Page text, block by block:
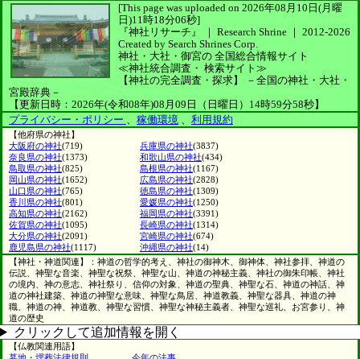
[This page was uploaded on 2026年08月10日(月曜
日)11時18分06秒]
『神社リサーチ』 ｜ Research Shrine ｜ 2012-2026
Created by Search Shrines Corp.
神社・大社・御宮の 全国総合情報サイト
≪神社統合調査・ 検索サイト≫
【神社の完全調査・探求】
－全国の神社・大社・
宮殿辞典－
【更新日時：2026年(令和08年)08月09日（日曜日）14時59分58秒】
プライバシー・ポリシー
稼働環境 利用規約
【他府県の神社】
大阪府の神社(719) 兵庫県の神社(3837)
奈良県の神社(1373) 和歌山県の神社(434)
鳥取県の神社(825) 島根県の神社(1167)
岡山県の神社(1652) 広島県の神社(2828)
山口県の神社(765) 徳島県の神社(1309)
香川県の神社(801) 愛媛県の神社(1250)
高知県の神社(2162) 福岡県の神社(3391)
佐賀県の神社(1095) 長崎県の神社(1314)
大分県の神社(2091) 宮崎県の神社(674)
鹿児島県の神社(1117) 沖縄県の神社(14)
【神社・神道関連】：神道の哲学的考え、神社の御神木、御神体、神社参拝、神道の
伝説、神聖な音楽、神聖な祝祭、神聖な山、神道の神秘主義、神社の御朱印帳、神社
の境内、神の意志、神社祭り、信仰の対象、神道の聖典、神聖な石、神道の神話、神
道の神社建築、神道の神聖な意味、神聖な鳥居、神道教義、神聖な器具、神道の神
職、神道の神、神道教、神聖な習慣、神聖な神秘主義者、神聖な巡礼、お宮参り、神
道の歴史
クリックして追加情報を開く
【仏教関連用語】